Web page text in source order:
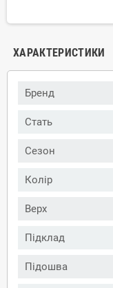
ХАРАКТЕРИСТИКИ
Бренд
Стать
Сезон
Колір
Верх
Підклад
Підошва